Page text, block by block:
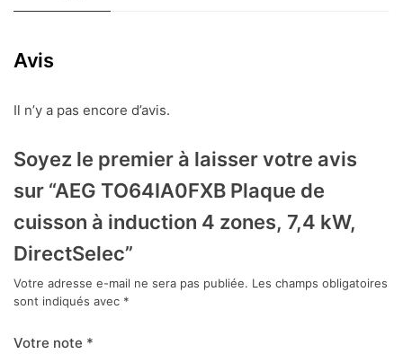
à
4
kW,
Avis
Il n’y a pas encore d’avis.
Soyez le premier à laisser votre avis
sur “AEG TO64IA0FXB Plaque de
cuisson à induction 4 zones, 7,4 kW,
DirectSelec”
Votre adresse e-mail ne sera pas publiée. Les champs obligatoires
sont indiqués avec *
Votre note *